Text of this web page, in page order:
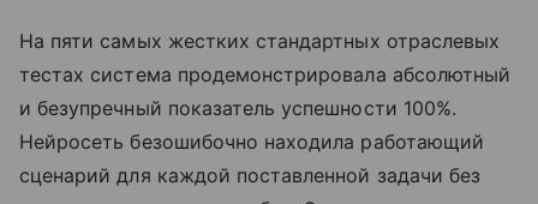
На пяти самых жестких стандартных отраслевых
тестах система продемонстрировала абсолютный
и безупречный показатель успешности 100%.
Нейросеть безошибочно находила работающий
сценарий для каждой поставленной задачи без